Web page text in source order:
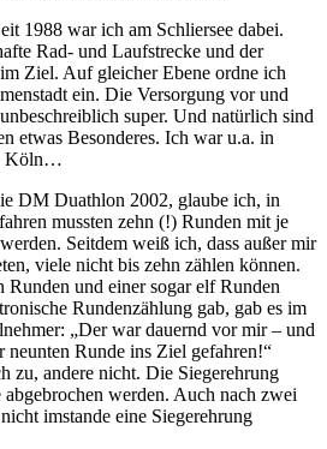
1988 war ich am Schliersee dabei.
Rad- und Laufstrecke und der
Ziel. Auf gleicher Ebene ordne ich
ein. Die Versorgung vor und
super. Und natürlich sind
etwas Besonderes. Ich war u.a. in
Köln…
DM Duathlon 2002, glaube ich, in
mussten zehn (!) Runden mit je
Seitdem weiß ich, dass außer mir
viele nicht bis zehn zählen können.
Runden und einer sogar elf Runden
Rundenzählung gab, gab es im
„Der war dauernd vor mir – und
neunten Runde ins Ziel gefahren!“
zu, andere nicht. Die Siegerehrung
werden. Auch nach zwei
imstande eine Siegerehrung